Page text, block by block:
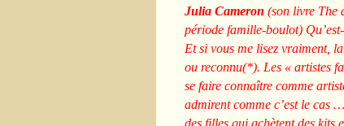
Julia Cameron (son livre The
période famille-boulot)
Et si vous me lisez vraiment,
ou reconnu(*). Les « artistes
se faire connaître comme
admirent comme c’est le cas
des filles qui achètent des kits